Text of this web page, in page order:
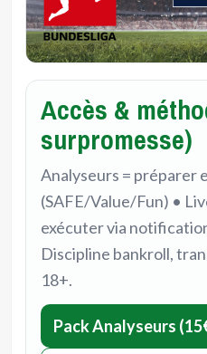
Accès &
surpromesse)
Analyseurs = préparer
(SAFE/Value/Fun) •
exécuter via
Discipline bankroll,
18+.
Pack Analyseurs